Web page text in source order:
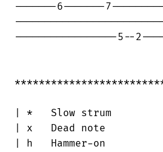
-------6-------
-----------------5--
| *   Slow strum
| x   Dead note
| h   Hammer-on